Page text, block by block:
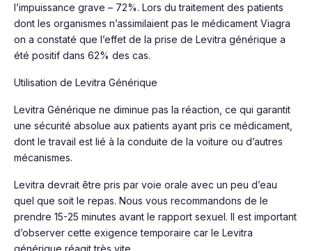
l’impuissance grave – 72%. Lors du traitement des patients
dont les organismes n’assimilaient pas le médicament Viagra
on a constaté que l’effet de la prise de Levitra générique a
été positif dans 62% des cas.
Utilisation de Levitra Générique
Levitra Générique ne diminue pas la réaction, ce qui garantit
une sécurité absolue aux patients ayant pris ce médicament,
dont le travail est lié à la conduite de la voiture ou d’autres
mécanismes.
Levitra devrait être pris par voie orale avec un peu d’eau
quel que soit le repas. Nous vous recommandons de le
prendre 15-25 minutes avant le rapport sexuel. Il est important
d’observer cette exigence temporaire car le Levitra
générique réagit très vite.